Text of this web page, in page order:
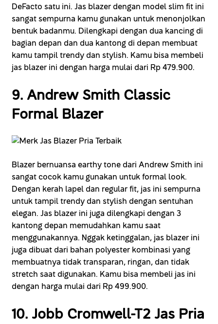
DeFacto satu ini. Jas blazer dengan model slim fit ini
sangat sempurna kamu gunakan untuk menonjolkan
bentuk badanmu. Dilengkapi dengan dua kancing di
bagian depan dan dua kantong di depan membuat
kamu tampil trendy dan stylish. Kamu bisa membeli
jas blazer ini dengan harga mulai dari Rp 479.900.
9. Andrew Smith Classic
Formal Blazer
Blazer bernuansa earthy tone dari Andrew Smith ini
sangat cocok kamu gunakan untuk formal look.
Dengan kerah lapel dan regular fit, jas ini sempurna
untuk tampil trendy dan stylish dengan sentuhan
elegan. Jas blazer ini juga dilengkapi dengan 3
kantong depan memudahkan kamu saat
menggunakannya. Nggak ketinggalan, jas blazer ini
juga dibuat dari bahan polyester kombinasi yang
membuatnya tidak transparan, ringan, dan tidak
stretch saat digunakan. Kamu bisa membeli jas ini
dengan harga mulai dari Rp 499.900.
10. Jobb Cromwell-T2 Jas Pria